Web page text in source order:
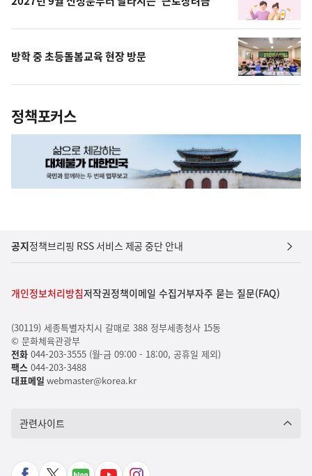
방학 중 초등돌봄교육 현장 방문
정책포커스
공지정책브리핑 RSS 서비스 제공 중단 안내
개인정보처리방침저작권정책이메일 수집거부자주 묻는 질문(FAQ)
(30119) 세종특별자치시 갈매로 388 정부세종청사 15동
© 문화체육관광부
전화044-203-3555 (월-금 09:00 - 18:00, 공휴일 제외)
팩스 044-203-3488
대표메일 webmaster@korea.kr
관련사이트